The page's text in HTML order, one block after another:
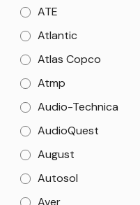
ATE
Atlantic
Atlas Copco
Atmp
Audio-Technica
AudioQuest
August
Autosol